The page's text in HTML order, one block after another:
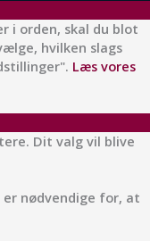
i orden, skal du blot
hvilken slags
Læs vores
Dit valg vil blive
er nødvendige for, at